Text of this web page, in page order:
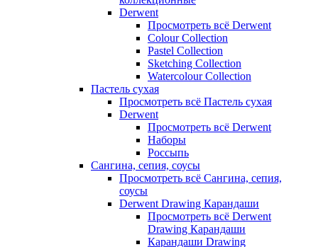
Derwent
Просмотреть всё Derwent
Colour Collection
Pastel Collection
Sketching Collection
Watercolour Collection
Пастель сухая
Просмотреть всё Пастель сухая
Derwent
Просмотреть всё Derwent
Наборы
Россыпь
Сангина, сепия, соусы
Просмотреть всё Сангина, сепия,
соусы
Derwent Drawing Карандаши
Просмотреть всё Derwent
Drawing Карандаши
Карандаши Drawing